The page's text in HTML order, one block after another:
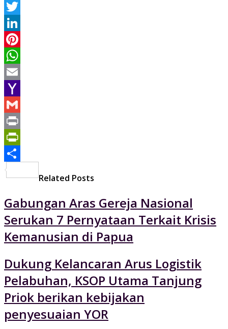
Facebook
Twitter
LinkedIn
Pinterest
WhatsApp
Email
Yahoo
Mail
Gmail
Print
PrintFriendly
Related Posts
Gabungan Aras Gereja Nasional
Serukan 7 Pernyataan Terkait Krisis
Kemanusian di Papua
Dukung Kelancaran Arus Logistik
Pelabuhan, KSOP Utama Tanjung
Priok berikan kebijakan
penyesuaian YOR